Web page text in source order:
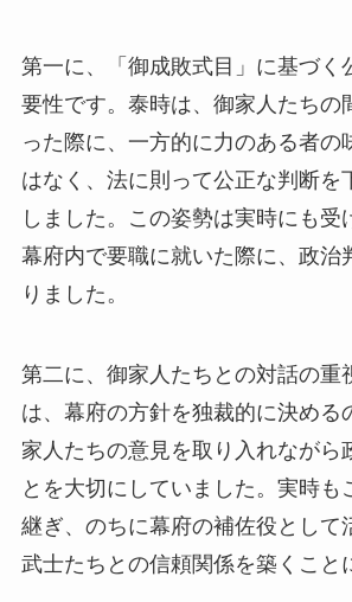
第一に、「御成敗式目」に基づく
要性です。泰時は、御家人たちの
った際に、一方的に力のある者の
はなく、法に則って公正な判断を
しました。この姿勢は実時にも受
幕府内で要職に就いた際に、政治
りました。
第二に、御家人たちとの対話の重
は、幕府の方針を独裁的に決める
家人たちの意見を取り入れながら
とを大切にしていました。実時も
継ぎ、のちに幕府の補佐役として
武士たちとの信頼関係を築くこと